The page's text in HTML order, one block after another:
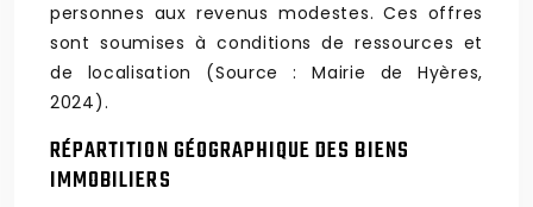
personnes aux revenus modestes. Ces offres
sont soumises à conditions de ressources et
de localisation (Source : Mairie de Hyères,
2024).
RÉPARTITION GÉOGRAPHIQUE DES BIENS
IMMOBILIERS